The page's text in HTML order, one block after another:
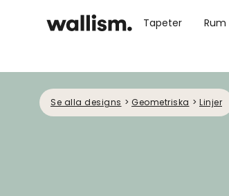
Tapeter Rum
Se alla designs > Geometriska > Linjer